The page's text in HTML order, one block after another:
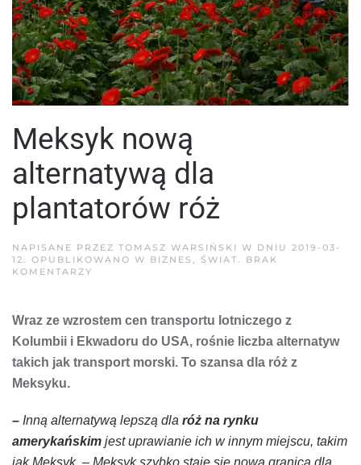
Meksyk nową
alternatywą dla
plantatorów róż
NAPISANE PRZEZ TOMASZ WARSIŃSKI W DNIU 2019-03-
12. OPUBLIKOWANO W BIZNES , ŚWIAT. BRAK
KOMENTARZY
DLA
RÓŻ
Wraz ze wzrostem cen transportu lotniczego z
Kolumbii i Ekwadoru do USA, rośnie liczba alternatyw
takich jak transport morski. To szansa dla róż z
Meksyku.
– Inną alternatywą lepszą dla róż na rynku
amerykańskim jest uprawianie ich w innym miejscu, takim